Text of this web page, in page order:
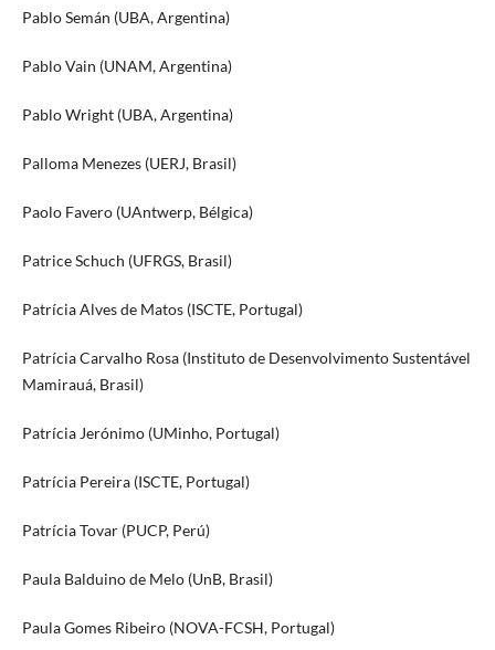
Pablo Semán (UBA, Argentina)
Pablo Vain (UNAM, Argentina)
Pablo Wright (UBA, Argentina)
Palloma Menezes (UERJ, Brasil)
Paolo Favero (UAntwerp, Bélgica)
Patrice Schuch (UFRGS, Brasil)
Patrícia Alves de Matos (ISCTE, Portugal)
Patrícia Carvalho Rosa (Instituto de Desenvolvimento Sustentável
Mamirauá, Brasil)
Patrícia Jerónimo (UMinho, Portugal)
Patrícia Pereira (ISCTE, Portugal)
Patrícia Tovar (PUCP, Perú)
Paula Balduino de Melo (UnB, Brasil)
Paula Gomes Ribeiro (NOVA-FCSH, Portugal)